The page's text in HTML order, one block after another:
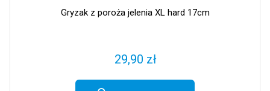
Gryzak z poroża jelenia XL hard 17cm
29,90 zł